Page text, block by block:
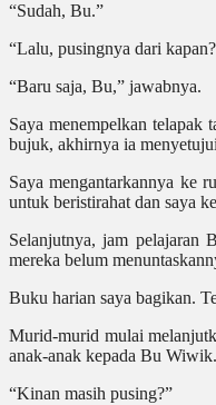
“Sudah, Bu.”
“Lalu, pusingnya dari
“Baru saja, Bu,” jawabnya.
Saya menempelkan telapak
bujuk, akhirnya ia
Saya mengantarkannya ke
untuk beristirahat dan saya
Selanjutnya, jam pelajaran
mereka belum
Buku harian saya bagikan.
Murid-murid mulai
anak-anak kepada Bu Wiwik.
“Kinan masih pusing?”